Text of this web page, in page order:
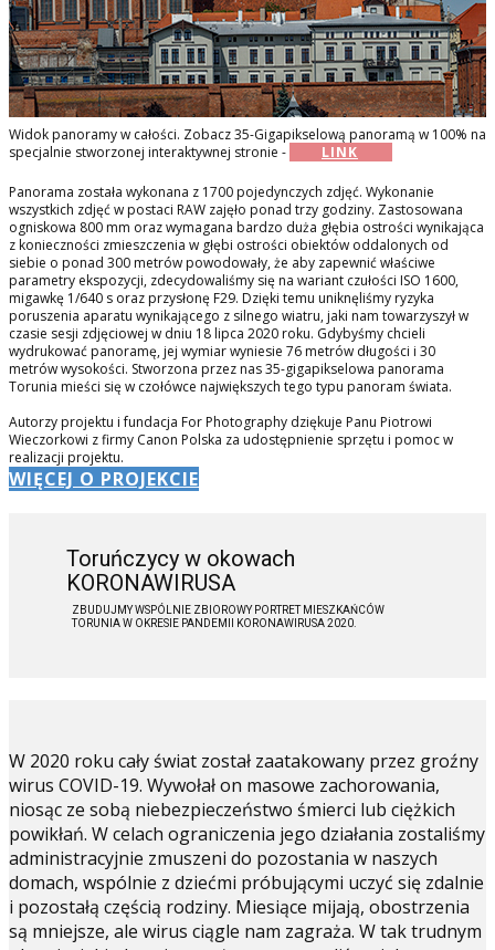
Widok panoramy w całości. Zobacz 35-Gigapikselową panoramą w 100% na
specjalnie stworzonej interaktywnej stronie -
LINK
Panorama została wykonana z 1700 pojedynczych zdjęć. Wykonanie
wszystkich zdjęć w postaci RAW zajęło ponad trzy godziny. Zastosowana
ogniskowa 800 mm oraz wymagana bardzo duża głębia ostrości wynikająca
z konieczności zmieszczenia w głębi ostrości obiektów oddalonych od
siebie o ponad 300 metrów powodowały, że aby zapewnić właściwe
parametry ekspozycji, zdecydowaliśmy się na wariant czułości ISO 1600,
migawkę 1/640 s oraz przysłonę F29. Dzięki temu uniknęliśmy ryzyka
poruszenia aparatu wynikającego z silnego wiatru, jaki nam towarzyszył w
czasie sesji zdjęciowej w dniu 18 lipca 2020 roku. Gdybyśmy chcieli
wydrukować panoramę, jej wymiar wyniesie 76 metrów długości i 30
metrów wysokości. Stworzona przez nas 35-gigapikselowa panorama
Torunia mieści się w czołówce największych tego typu panoram świata.
Autorzy projektu i fundacja For Photography dziękuje Panu Piotrowi
Wieczorkowi z firmy Canon Polska za udostępnienie sprzętu i pomoc w
realizacji projektu.
WIĘCEJ O PROJEKCIE
Toruńczycy w okowach
KORONAWIRUSA
ZBUDUJMY WSPÓLNIE ZBIOROWY PORTRET MIESZKAŃCÓW
TORUNIA W OKRESIE PANDEMII KORONAWIRUSA 2020.
W 2020 roku cały świat został zaatakowany przez groźny
wirus COVID-19. Wywołał on masowe zachorowania,
niosąc ze sobą niebezpieczeństwo śmierci lub ciężkich
powikłań. W celach ograniczenia jego działania zostaliśmy
administracyjnie zmuszeni do pozostania w naszych
domach, wspólnie z dziećmi próbującymi uczyć się zdalnie
i pozostałą częścią rodziny. Miesiące mijają, obostrzenia
są mniejsze, ale wirus ciągle nam zagraża. W tak trudnym